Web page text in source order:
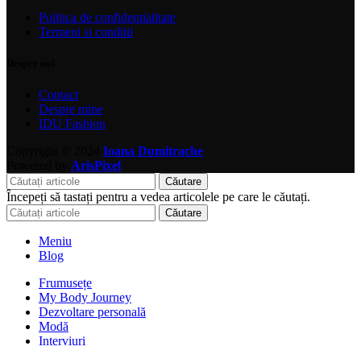
Politica de confidentialitate
Termeni si conditii
Contact
Despre mine
IDU Fashion
Ioana Dumitrache
ArisPixel
Căutare
Începeți să tastați pentru a vedea articolele pe care le căutați.
Căutare
Meniu
Blog
Frumusețe
My Body Journey
Dezvoltare personală
Modă
Interviuri